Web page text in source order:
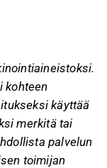
kohteen
käyttää
merkitä tai
palvelun
toimijan